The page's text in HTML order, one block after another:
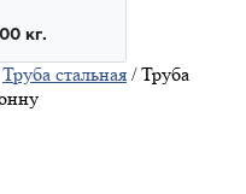
Труба стальная / Труба